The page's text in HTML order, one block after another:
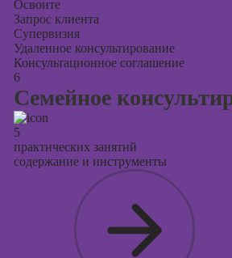
Освоите
Запрос клиента
Супервизия
Удаленное консультирование
Консультационное соглашение
6
Семейное
5
практических занятий
содержание и инструменты